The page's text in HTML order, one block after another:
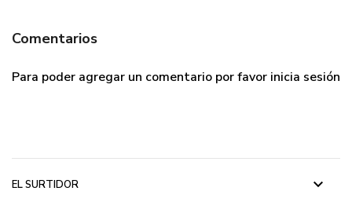
Comentarios
Para poder agregar un comentario por favor inicia sesión
EL SURTIDOR keyboard_arrow_down